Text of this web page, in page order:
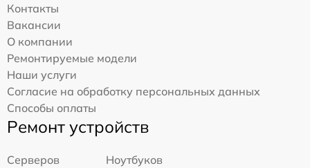
Контакты
Вакансии
О компании
Ремонтируемые модели
Наши услуги
Согласие на обработку персональных данных
Способы оплаты
Ремонт устройств
Серверов
Ноутбуков